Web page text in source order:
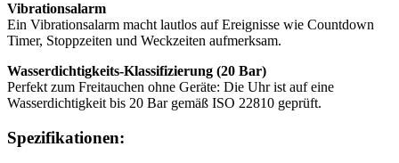
Vibrationsalarm
Ein Vibrationsalarm macht lautlos auf Ereignisse wie Countdown
Timer, Stoppzeiten und Weckzeiten aufmerksam.
Wasserdichtigkeits-Klassifizierung (20 Bar)
Perfekt zum Freitauchen ohne Geräte: Die Uhr ist auf eine
Wasserdichtigkeit bis 20 Bar gemäß ISO 22810 geprüft.
Spezifikationen: